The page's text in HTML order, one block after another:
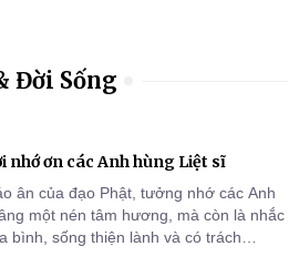
Đời Sống
nhớ ơn các Anh hùng Liệt sĩ
ân của đạo Phật, tưởng nhớ các Anh
một nén tâm hương, mà còn là nhắc
bình, sống thiện lành và có trách